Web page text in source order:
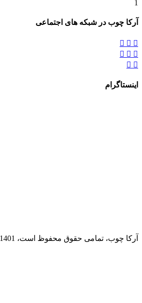
در شبکه های اجتماعی
تمامی حقوق محفوظ است، 1401_1411